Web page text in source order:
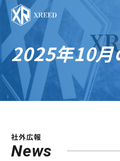
2025年10月
社外広報
News